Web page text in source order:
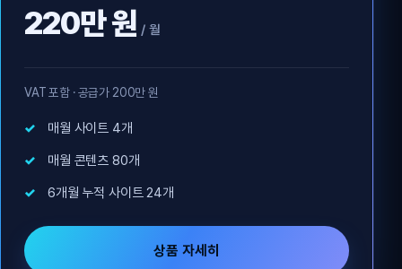
220만 원 / 월
VAT 포함 · 공급가 200만 원
매월 사이트 4개
매월 콘텐츠 80개
6개월 누적 사이트 24개
상품 자세히